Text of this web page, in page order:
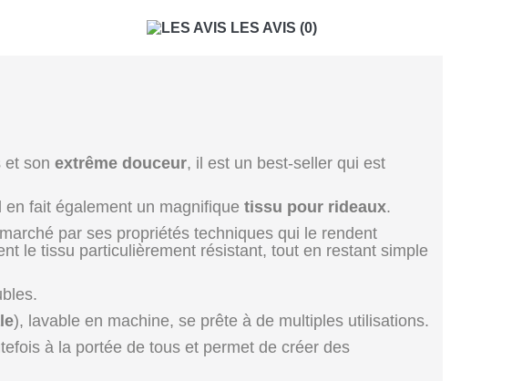
LES AVIS (0)
et son extrême douceur, il est un best-seller qui est
fait également un magnifique tissu pour rideaux.
par ses propriétés techniques qui le rendent
le tissu particulièrement résistant, tout en restant simple
), lavable en machine, se prête à de multiples utilisations.
à la portée de tous et permet de créer des